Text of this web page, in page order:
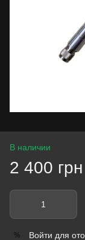
В наличии
2 400 грн
% Войти для